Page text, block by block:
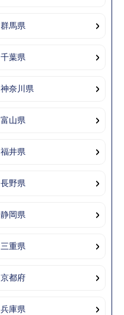
群馬県
千葉県
神奈川県
富山県
福井県
長野県
静岡県
三重県
京都府
兵庫県